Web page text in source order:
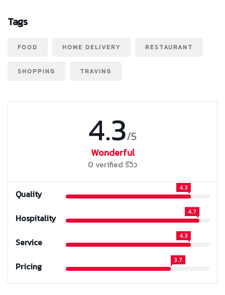
Tags
FOOD HOME DELIVERY RESTAURANT
SHOPPING TRAVING
4.3/5
Wonderful
0 verified รีวิว
Quality
4.3
Hospitality
4.7
Service
4.3
Pricing
3.7